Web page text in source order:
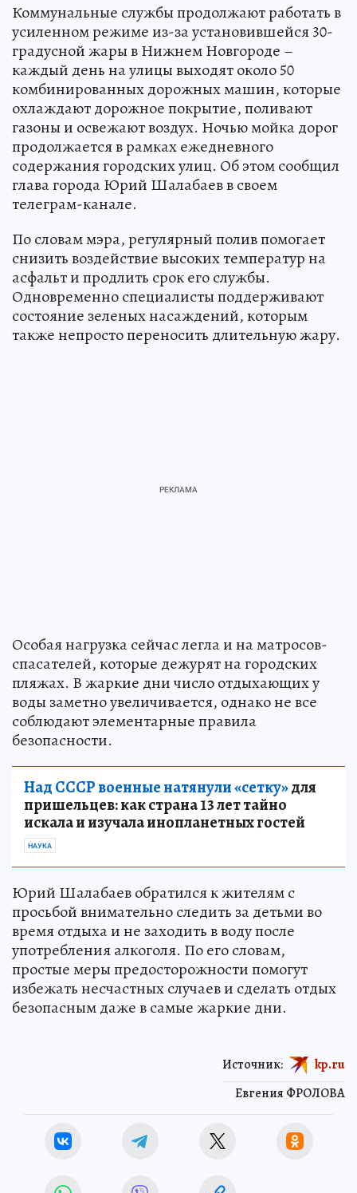
Коммунальные службы продолжают работать в
усиленном режиме из-за установившейся 30-
градусной жары в Нижнем Новгороде –
каждый день на улицы выходят около 50
комбинированных дорожных машин, которые
охлаждают дорожное покрытие, поливают
газоны и освежают воздух. Ночью мойка дорог
продолжается в рамках ежедневного
содержания городских улиц. Об этом сообщил
глава города Юрий Шалабаев в своем
телеграм-канале.
По словам мэра, регулярный полив помогает
снизить воздействие высоких температур на
асфальт и продлить срок его службы.
Одновременно специалисты поддерживают
состояние зеленых насаждений, которым
также непросто переносить длительную жару.
Особая нагрузка сейчас легла и на матросов-
спасателей, которые дежурят на городских
пляжах. В жаркие дни число отдыхающих у
воды заметно увеличивается, однако не все
соблюдают элементарные правила
безопасности.
Над СССР военные натянули «сетку»для
пришельцев: как страна 13 лет тайно
искала и изучала инопланетных гостей
НАУКА
Юрий Шалабаев обратился к жителям с
просьбой внимательно следить за детьми во
время отдыха и не заходить в воду после
употребления алкоголя. По его словам,
простые меры предосторожности помогут
избежать несчастных случаев и сделать отдых
безопасным даже в самые жаркие дни.
Евгения ФРОЛОВА
Источник: kp.ru